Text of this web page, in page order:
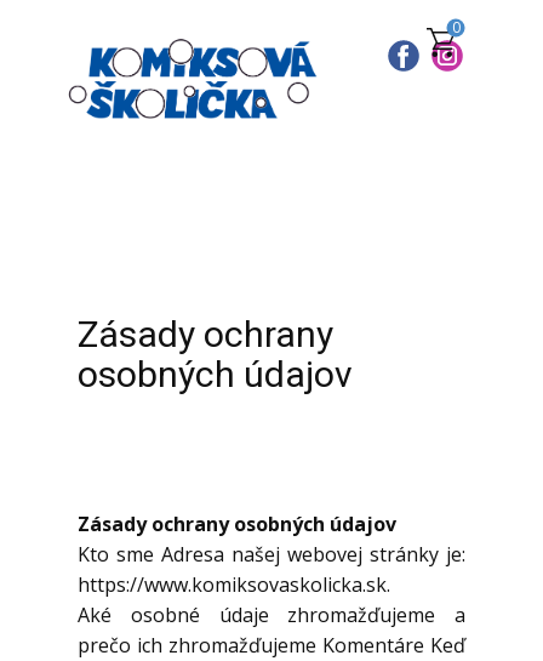
0
Zásady ochrany
osobných údajov
Zásady ochrany osobných údajov
Kto sme Adresa našej webovej stránky je:
https://www.komiksovaskolicka.sk.
Aké osobné údaje zhromažďujeme a
prečo ich zhromažďujeme Komentáre Keď